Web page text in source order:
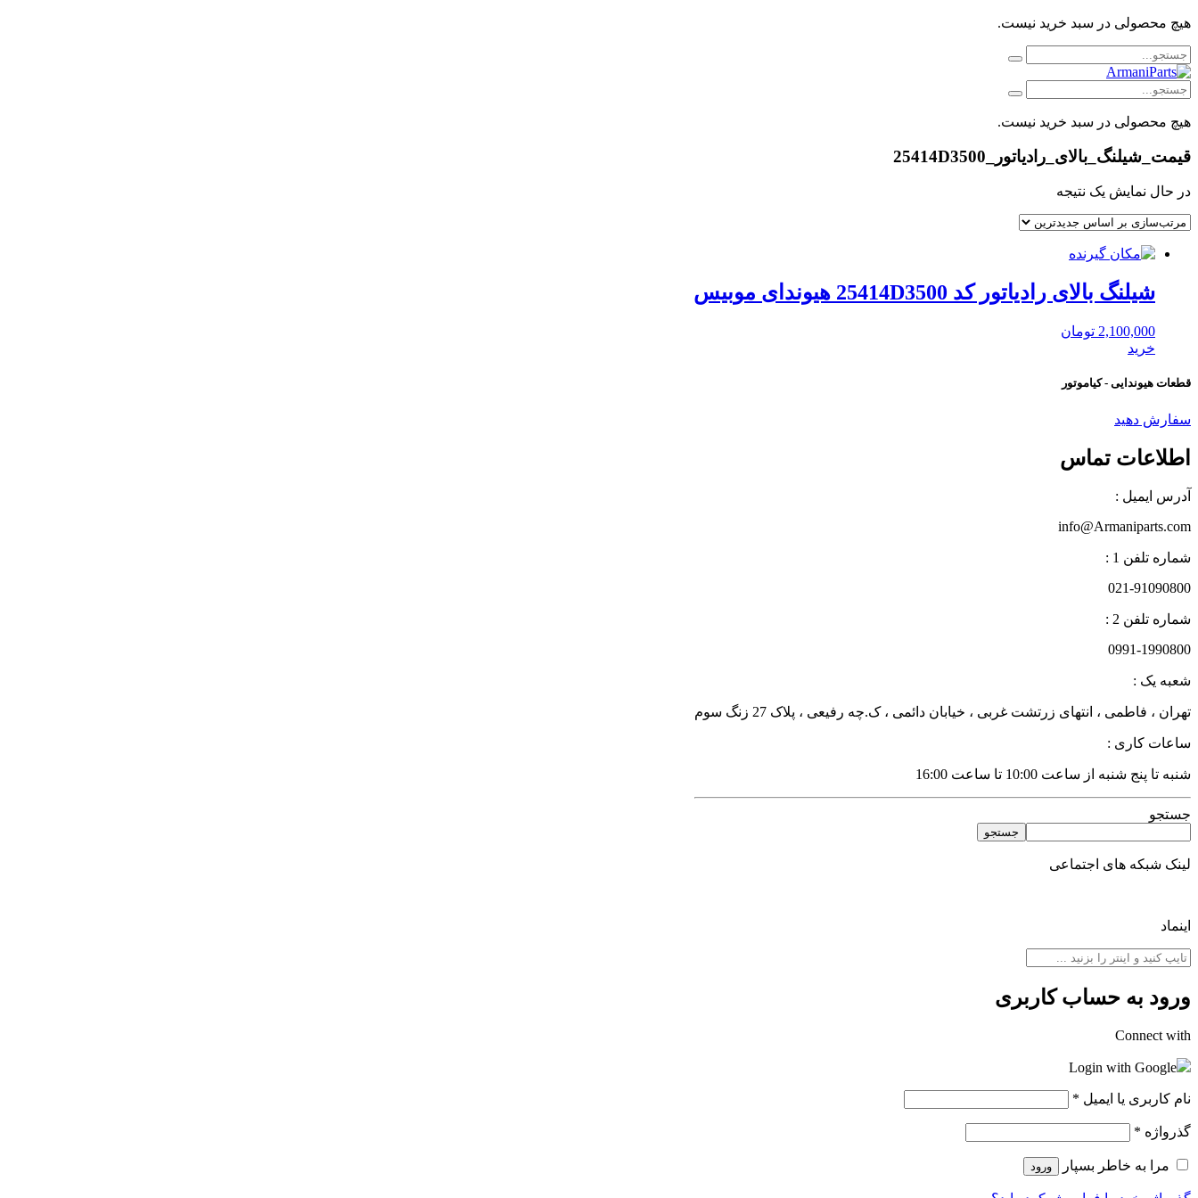
هیچ محصولی در سبد خرید نیست.
هیچ محصولی در سبد خرید نیست.
قیمت_شیلنگ_بالای_رادیاتور_25414D3500
در حال نمایش یک نتیجه
شیلنگ بالای رادیاتور کد 25414D3500 هیوندای موبیس
2,100,000 تومان
خرید
قطعات هیوندایی - کیاموتور
سفارش دهید
اطلاعات تماس
آدرس ایمیل :
info@Armaniparts.com
شماره تلفن 1 :
021-91090800
شماره تلفن 2 :
0991-1990800
شعبه یک :
تهران ، فاطمی ، انتهای زرتشت غربی ، خیابان دائمی ، ک.چه رفیعی ، پلاک 27 زنگ سوم
ساعات کاری :
شنبه تا پنج شنبه از ساعت 10:00 تا ساعت 16:00
جستجو
جستجو
لینک شبکه های اجتماعی
اینماد
ورود به حساب کاربری
Connect with
Login with Google
نام کاربری یا ایمیل *
گذرواژه *
مرا به خاطر بسپار ورود